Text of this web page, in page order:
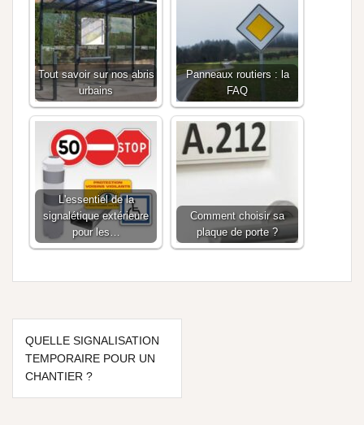
Tout savoir sur nos abris
urbains
Panneaux routiers : la
FAQ
L'essentiel de la
signalétique extérieure
pour les…
Comment choisir sa
plaque de porte ?
QUELLE SIGNALISATION
TEMPORAIRE POUR UN
CHANTIER ?